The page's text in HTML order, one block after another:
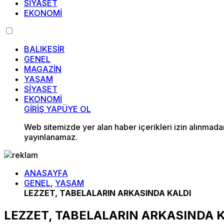
SİYASET
EKONOMİ
BALIKESİR
GENEL
MAGAZİN
YAŞAM
SİYASET
EKONOMİ
GİRİŞ YAPÜYE OL
Web sitemizde yer alan haber içerikleri izin
yayınlanamaz.
ANASAYFA
GENEL, YAŞAM
LEZZET, TABELALARIN ARKASINDA KALDI
LEZZET, TABELALARIN ARKASINDA